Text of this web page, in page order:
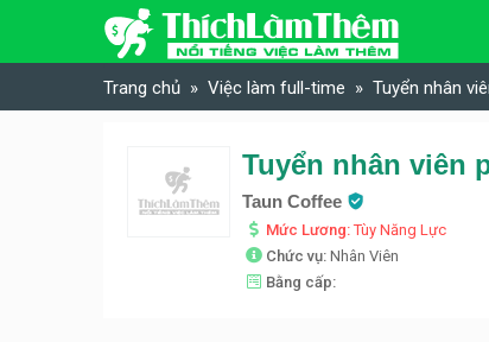
Skip to content
Trang chủ Việc làm full-time Tuyển nhân
Tuyển nhân viên
Taun Coffee
Mức Lương:Tùy Năng Lực
Chức vụ: Nhân Viên
Bằng cấp: